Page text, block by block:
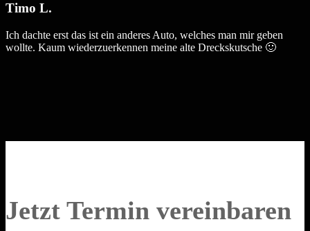
Timo L.
Ich dachte erst das ist ein anderes Auto, welches man mir geben
wollte. Kaum wiederzuerkennen meine alte Dreckskutsche 🙂
Jetzt Termin vereinbaren